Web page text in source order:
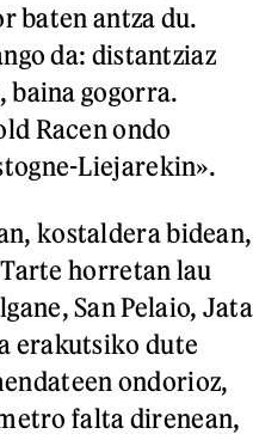
baten antza du.
da: distantziaz
baina gogorra.
Racen ondo
Liejarekin».
kostaldera bidean,
horretan lau
San Pelaio, Jata
erakutsiko dute
ondorioz,
falta direnean,